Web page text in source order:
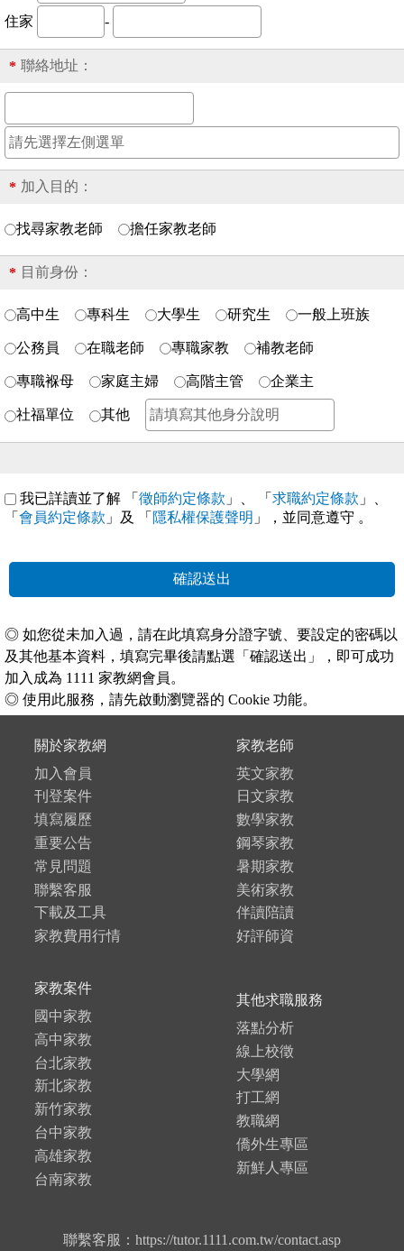
住家 -
* 聯絡地址：
* 加入目的：
找尋家教老師 擔任家教老師
* 目前身份：
高中生 專科生 大學生 研究生 一般上班族
公務員 在職老師 專職家教 補教老師
專職褓母 家庭主婦 高階主管 企業主
社福單位 其他
我已詳讀並了解 「 徵師約定條款 」、 「 求職約定條款 」、
「 會員約定條款 」及 「 隱私權保護聲明 」，並同意遵守 。
確認送出
◎ 如您從未加入過，請在此填寫身分證字號、要設定的密碼以
及其他基本資料，填寫完畢後請點選「確認送出」，即可成功
加入成為 1111 家教網會員。
◎ 使用此服務，請先啟動瀏覽器的 Cookie 功能。
關於家教網
加入會員
刊登案件
填寫履歷
重要公告
常見問題
聯繫客服
下載及工具
家教費用行情
家教老師
英文家教
日文家教
數學家教
鋼琴家教
暑期家教
美術家教
伴讀陪讀
好評師資
家教案件
國中家教
高中家教
台北家教
新北家教
新竹家教
台中家教
高雄家教
台南家教
其他求職服務
落點分析
線上校徵
大學網
打工網
教職網
僑外生專區
新鮮人專區
聯繫客服：https://tutor.1111.com.tw/contact.asp